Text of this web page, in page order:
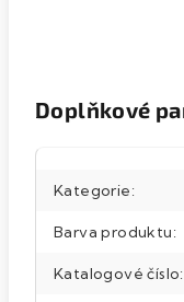
Doplňkové
Kategorie:
Barva produktu:
Katalogové číslo: